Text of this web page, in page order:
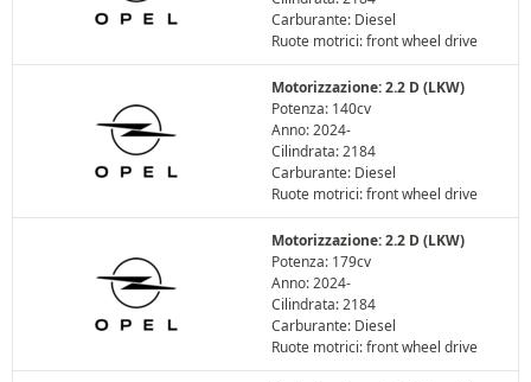
Carburante: Diesel
Ruote motrici: front wheel drive
Motorizzazione: 2.2 D (LKW)
Potenza: 140cv
Anno: 2024-
Cilindrata: 2184
Carburante: Diesel
Ruote motrici: front wheel drive
Motorizzazione: 2.2 D (LKW)
Potenza: 179cv
Anno: 2024-
Cilindrata: 2184
Carburante: Diesel
Ruote motrici: front wheel drive